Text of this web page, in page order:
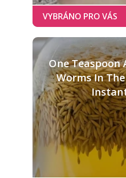
One Teaspoon
Worms In